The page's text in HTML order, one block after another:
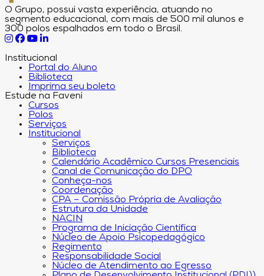
O Grupo, possui vasta experiência, atuando no
segmento educacional, com mais de 500 mil alunos e
300 polos espalhados em todo o Brasil.
Institucional
Portal do Aluno
Biblioteca
Imprima seu boleto
Estude na Faveni
Cursos
Polos
Serviços
Institucional
Serviços
Biblioteca
Calendário Acadêmico Cursos Presenciais
Canal de Comunicação do DPO
Conheça-nos
Coordenação
CPA – Comissão Própria de Avaliação
Estrutura da Unidade
NACIN
Programa de Iniciação Científica
Núcleo de Apoio Psicopedagógico
Regimento
Responsabilidade Social
Núcleo de Atendimento ao Egresso